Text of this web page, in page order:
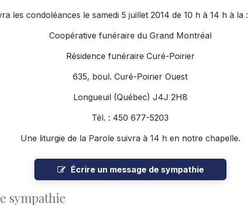
les condoléances le samedi 5 juillet 2014 de 10 h à 14 h à la :
Coopérative funéraire du Grand Montréal
Résidence funéraire Curé-Poirier
635, boul. Curé-Poirier Ouest
Longueuil (Québec) J4J 2H8
Tél. : 450 677-5203
Une liturgie de la Parole suivra à 14 h en notre chapelle.
Écrire un message de sympathie
sympathie